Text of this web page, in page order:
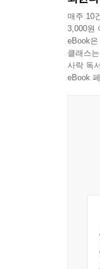
모든
빌려다
뭐라
그런데
배우는
문턱을
식민
북일
아케
아닌,
어린
매주 10
3,000원
eBook
클래스
사락 독
eBook